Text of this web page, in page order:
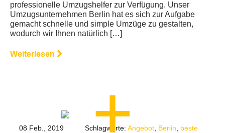
professionelle Umzugshelfer zur Verfügung. Unser
Umzugsunternehmen Berlin hat es sich zur Aufgabe
gemacht schnelle und simple Umzüge zu gestalten,
wodurch wir Ihnen natürlich […]
Weiterlesen
08 Feb., 2019 Schlagworte: Angebot Berlin
beste